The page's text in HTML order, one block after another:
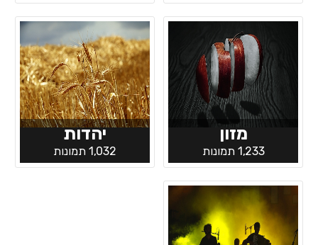
מזון
1,233 תמונות
יהדות
1,032 תמונות